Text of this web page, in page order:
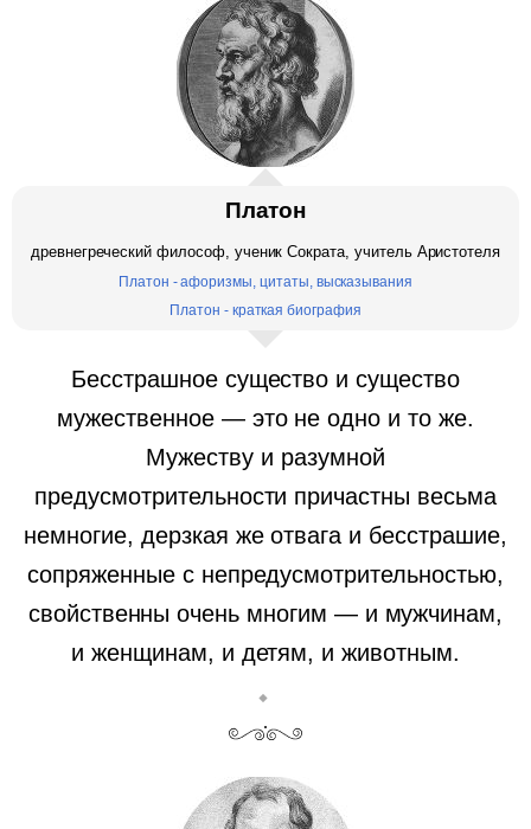
Платон
древнегреческий философ, ученик Сократа, учитель Аристотеля
Платон - афоризмы, цитаты, высказывания
Платон - краткая биография
Бесстрашное существо и существо
мужественное — это не одно и то же.
Мужеству и разумной
предусмотрительности причастны весьма
немногие, дерзкая же отвага и бесстрашие,
сопряженные с непредусмотрительностью,
свойственны очень многим — и мужчинам,
и женщинам, и детям, и животным.